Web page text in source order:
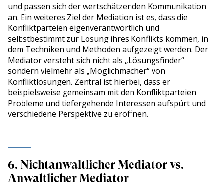
und passen sich der wertschätzenden Kommunikation
an. Ein weiteres Ziel der Mediation ist es, dass die
Konfliktparteien eigenverantwortlich und
selbstbestimmt zur Lösung ihres Konflikts kommen, in
dem Techniken und Methoden aufgezeigt werden. Der
Mediator versteht sich nicht als „Lösungsfinder“
sondern vielmehr als „Möglichmacher“ von
Konfliktlösungen. Zentral ist hierbei, dass er
beispielsweise gemeinsam mit den Konfliktparteien
Probleme und tiefergehende Interessen aufspürt und
verschiedene Perspektive zu eröffnen.
6. Nichtanwaltlicher Mediator vs.
Anwaltlicher Mediator